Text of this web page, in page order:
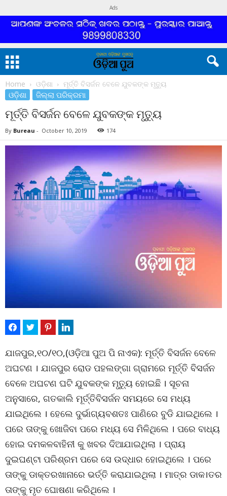
Ads
Home ଓଡ଼ିଶା ମୂର୍ତ୍ତି ବିସର୍ଜନ ବେଳେ ଯୁବକଙ୍କ ମୃତ୍ୟୁ
ଓଡ଼ିଶା ଜିଲ୍ଲା ପରିକ୍ରମା
ମୂର୍ତ୍ତି ବିସର୍ଜନ ବେଳେ ଯୁବକଙ୍କ ମୃତ୍ୟୁ
By Bureau - October 10, 2019 174
ଯାଜପୁର,୧୦/୧୦,(ଓଡ଼ିଆ ପୁଅ ପି ନାଏକ): ମୂର୍ତ୍ତି ବିସର୍ଜନ ବେଳେ
ଅଘଟଣ । ଯାଜପୁର ରୋଡ ପହଲଙ୍ଗା ଗ୍ରାମରେ ମୂର୍ତ୍ତି ବିସର୍ଜନ
ବେଳେ ଅଘଟଣ ଘଟି ଯୁବକଙ୍କ ମୃତ୍ୟୁ ହୋଇଛି । ସୂଚନା
ଅନୁସାରେ, ଗତକାଲି ମୂର୍ତ୍ତିବିସର୍ଜନ ସମୟରେ ସେ ମଧ୍ୟ
ଯାଇଥିଲେ । ହେଲେ ଦୁର୍ଭାଗ୍ୟବଶତଃ ପାଣିରେ ବୁଡି ଯାଇଥିଲେ ।
ପରେ ତାଙ୍କୁ ଖୋଜିବା ପରେ ମଧ୍ୟ ସେ ମିଳିଥିଲେ । ପରେ ବାଧ୍ୟ
ହୋଇ ଦମକଳବାହିନୀ କୁ ଖବର ଦିଆଯାଇଥିଲା । ପ୍ରାୟ
ଦୁଇଘଣ୍ଟା ପରିଶ୍ରମ ପରେ ସେ ଉଦ୍ଧାର ହୋଇଥିଲେ । ପରେ
ତାଙ୍କୁ ଡାକ୍ତରଖାନାରେ ଭର୍ତ୍ତି କରାଯାଇଥିଲା । ମାତ୍ର ଡାକ।ତର
ତାଙ୍କୁ ମୃତ ଘୋଷଣା କରିଥିଲେ ।